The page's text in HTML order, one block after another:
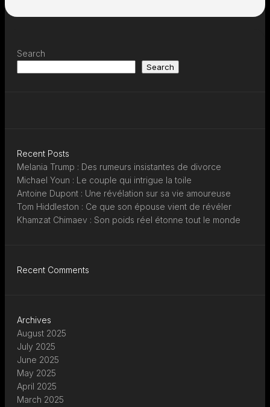
Search
Search
Recent Posts
Melania Trump : Des rumeurs insistantes de divorce
Michael Youn : Le couple qui intrigue la toile
Antoine Dupont : Une révélation sur sa vie amoureuse
Tom Hiddleston : Ce que son épouse vient de révéler
Khamzat Chimaev : Son poids réel étonne tout le monde
Recent Comments
Archives
August 2025
July 2025
June 2025
May 2025
April 2025
March 2025